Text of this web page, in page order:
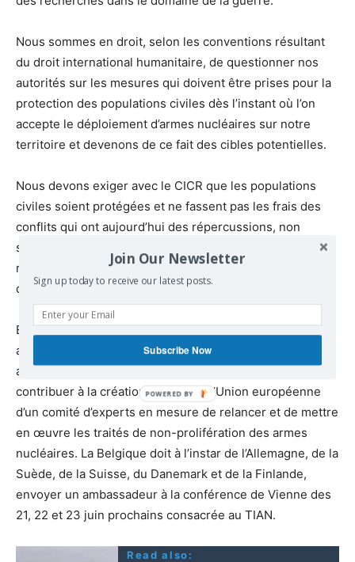
Nous sommes en droit, selon les conventions résultant
du droit international humanitaire, de questionner nos
autorités sur les mesures qui doivent être prises pour la
protection des populations civiles dès l’instant où l’on
accepte le déploiement d’armes nucléaires sur notre
territoire et devenons de ce fait des cibles potentielles.
Nous devons exiger avec le CICR que les populations
civiles soient protégées et ne fassent pas les frais des
conflits qui ont aujourd’hui des répercussions, non
seulement dans les pays en guerre, mais aussi dans le
reste du monde suite aux ruptures de l’acheminement
des produits indispensables à leur survie.
Enfin, confrontée aux risques accrus de l’usage des
armes N-B-C et celui de l’interdiction de l’usage des
armes nucléaires (TIAN), la Belgique se doit de
contribuer à la création au sein de l’Union européenne
d’un comité d’experts en mesure de relancer et de mettre
en œuvre les traités de non-prolifération des armes
nucléaires. La Belgique doit à l’instar de l’Allemagne, de la
Suède, de la Suisse, du Danemark et de la Finlande,
envoyer un ambassadeur à la conférence de Vienne des
21, 22 et 23 juin prochains consacrée au TIAN.
Read also:
Join Our Newsletter
Sign up today to receive our latest posts.
Subscribe Now